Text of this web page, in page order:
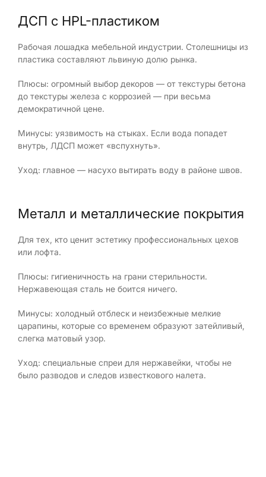
ДСП с HPL-пластиком
Рабочая лошадка мебельной индустрии. Столешницы из
пластика составляют львиную долю рынка.
Плюсы: огромный выбор декоров — от текстуры бетона
до текстуры железа с коррозией — при весьма
демократичной цене.
Минусы: уязвимость на стыках. Если вода попадет
внутрь, ЛДСП может «вспухнуть».
Уход: главное — насухо вытирать воду в районе швов.
Металл и металлические покрытия
Для тех, кто ценит эстетику профессиональных цехов
или лофта.
Плюсы: гигиеничность на грани стерильности.
Нержавеющая сталь не боится ничего.
Минусы: холодный отблеск и неизбежные мелкие
царапины, которые со временем образуют затейливый,
слегка матовый узор.
Уход: специальные спреи для нержавейки, чтобы не
было разводов и следов известкового налета.